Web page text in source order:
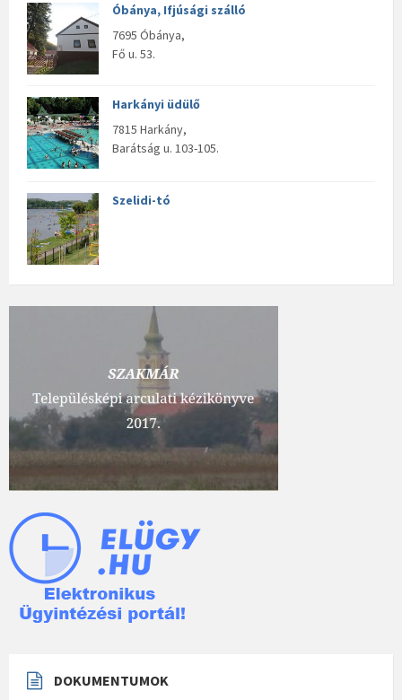
Óbánya, Ifjúsági szálló
7695 Óbánya,
Fő u. 53.
Harkányi üdülő
7815 Harkány,
Barátság u. 103-105.
Szelidi-tó
DOKUMENTUMOK